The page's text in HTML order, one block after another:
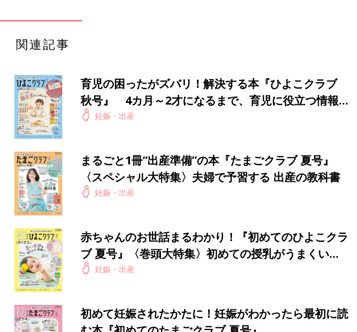
関連記事
育児の困ったがズバリ！解決する本『ひよこクラブ
秋号』 4カ月～2才になるまで、育児に役立つ情報が
いっぱい！
妊娠・出産
まるごと1冊“出産準備”の本『たまごクラブ 夏号』
〈スペシャル大特集〉夫婦で予習する 出産の教科書
妊娠・出産
赤ちゃんのお世話まるわかり！『初めてのひよこクラ
ブ 夏号』〈巻頭大特集〉初めての授乳がうまくい
く！ おっぱい・ミルクの基本と夏のトラブル 解決テ
妊娠・出産
初めて妊娠されたかたに！妊娠がわかったら最初に読